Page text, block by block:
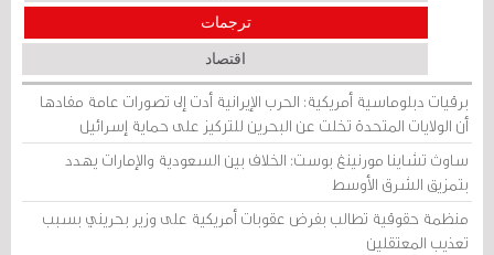
ترجمات
اقتصاد
برقيات دبلوماسية أمريكية: الحرب الإيرانية أدت إلى تصورات عامة مفادها
أن الولايات المتحدة تخلت عن البحرين للتركيز على حماية إسرائيل
ساوث تشاينا مورنينغ بوست: الخلاف بين السعودية والإمارات يهدد
بتمزيق الشرق الأوسط
منظمة حقوقية تطالب بفرض عقوبات أمريكية على وزير بحريني بسبب
تعذيب المعتقلين